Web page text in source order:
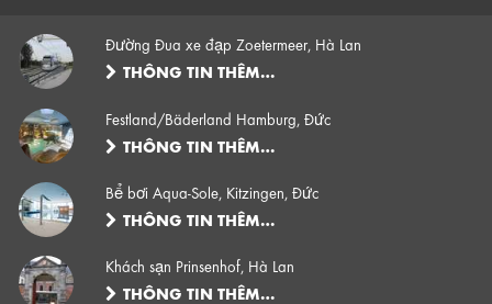
Đường Đua xe đạp Zoetermeer, Hà Lan
THÔNG TIN THÊM…
Festland/Bäderland Hamburg, Đức
THÔNG TIN THÊM…
Bể bơi Aqua-Sole, Kitzingen, Đức
THÔNG TIN THÊM…
Khách sạn Prinsenhof, Hà Lan
THÔNG TIN THÊM…